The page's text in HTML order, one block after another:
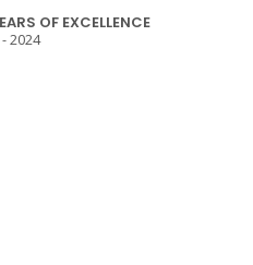
OF EXCELLENCE
2024